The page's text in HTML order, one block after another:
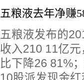
五粮液去年净赚
五粮液发布的
收入210 11亿
比下降26 81%